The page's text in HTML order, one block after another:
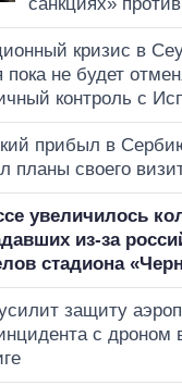
кризис в
пока не будет
контроль с
прибыл в
планы своего
увеличилось
из-за
стадиона
защиту
с дроном